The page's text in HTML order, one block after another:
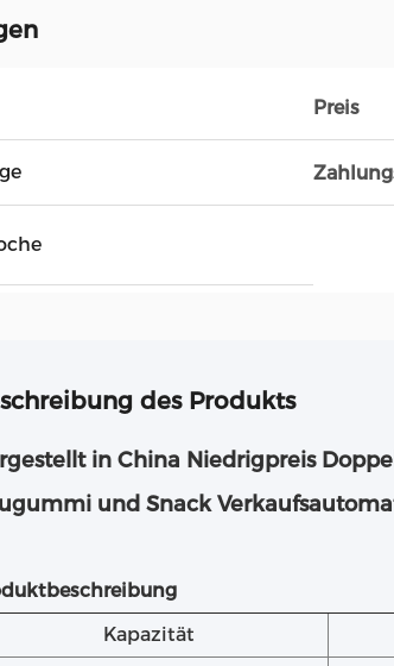
Preis
des Produkts
in China Niedrigpreis
und Snack
Kapazität